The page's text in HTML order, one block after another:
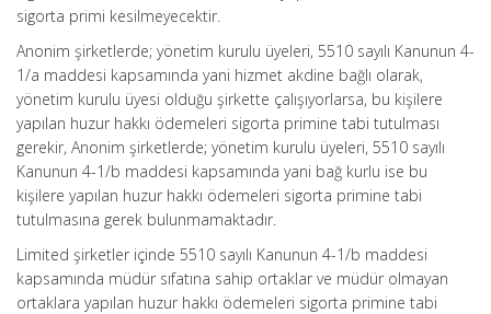
sigorta primi kesilmeyecektir.
Anonim şirketlerde; yönetim kurulu üyeleri, 5510 sayılı Kanunun 4-
1/a maddesi kapsamında yani hizmet akdine bağlı olarak,
yönetim kurulu üyesi olduğu şirkette çalışıyorlarsa, bu kişilere
yapılan huzur hakkı ödemeleri sigorta primine tabi tutulması
gerekir, Anonim şirketlerde; yönetim kurulu üyeleri, 5510 sayılı
Kanunun 4-1/b maddesi kapsamında yani bağ kurlu ise bu
kişilere yapılan huzur hakkı ödemeleri sigorta primine tabi
tutulmasına gerek bulunmamaktadır.
Limited şirketler içinde 5510 sayılı Kanunun 4-1/b maddesi
kapsamında müdür sıfatına sahip ortaklar ve müdür olmayan
ortaklara yapılan huzur hakkı ödemeleri sigorta primine tabi